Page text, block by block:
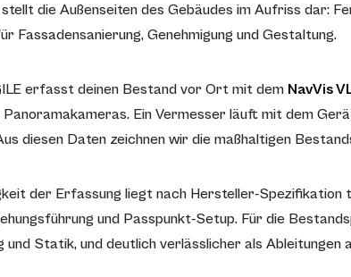
die Außenseiten des Gebäudes im Aufriss dar:
Fassadensanierung, Genehmigung und Gestaltung.
erfasst deinen Bestand vor Ort mit dem NavVis
Ein Vermesser läuft mit dem
diesen Daten zeichnen wir die maßhaltigen
der Erfassung liegt nach Hersteller-Spezifikation
und Passpunkt-Setup. Für die
und Statik, und deutlich verlässlicher als Ableitungen